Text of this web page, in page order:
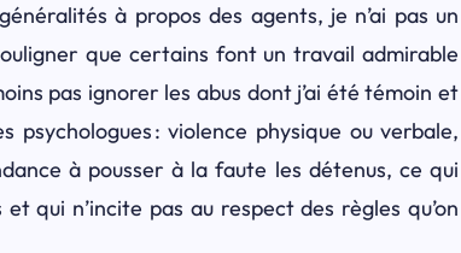
à propos des agents, je n’ai pas un
que certains font un travail admirable
pas ignorer les abus dont j’ai été témoin et
psychologues : violence physique ou verbale,
à pousser à la faute les détenus, ce qui
qui n’incite pas au respect des règles qu’on